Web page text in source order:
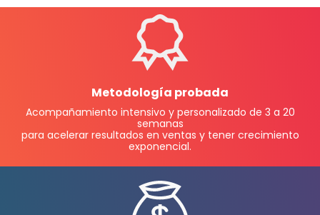
Metodología probada
Acompañamiento intensivo y personalizado de 3 a 20
semanas
para acelerar resultados en ventas y tener crecimiento
exponencial.